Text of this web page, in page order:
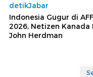
detikJabar
Indonesia Gugur di AFF
2026, Netizen Kanada
John Herdman